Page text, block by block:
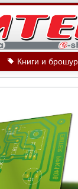
Книги и